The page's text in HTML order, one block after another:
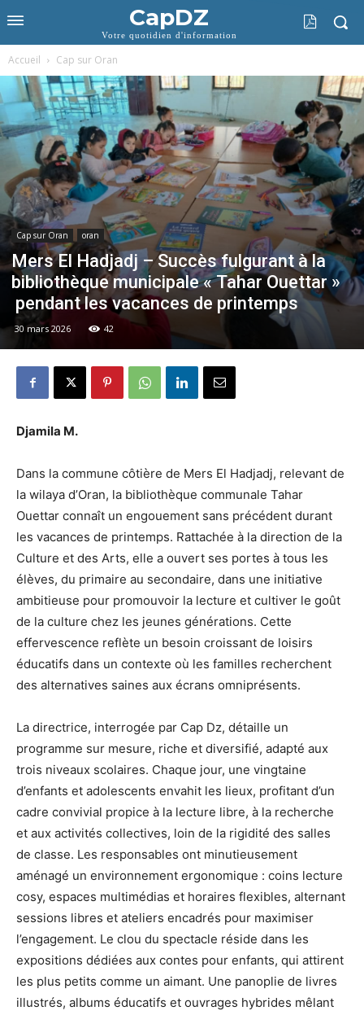
CapDZ
Votre quotidien d'information
Accueil Cap sur Oran
Cap sur Oran oran
Mers El Hadjadj – Succès fulgurant à la
bibliothèque municipale « Tahar Ouettar »
pendant les vacances de printemps
30 mars 2026 42
Djamila M.
Dans la commune côtière de Mers El Hadjadj, relevant de
la wilaya d’Oran, la bibliothèque communale Tahar
Ouettar connaît un engouement sans précédent durant
les vacances de printemps. Rattachée à la direction de la
Culture et des Arts, elle a ouvert ses portes à tous les
élèves, du primaire au secondaire, dans une initiative
ambitieuse pour promouvoir la lecture et cultiver le goût
de la culture chez les jeunes générations. Cette
effervescence reflète un besoin croissant de loisirs
éducatifs dans un contexte où les familles recherchent
des alternatives saines aux écrans omniprésents.
La directrice, interrogée par Cap Dz, détaille un
programme sur mesure, riche et diversifié, adapté aux
trois niveaux scolaires. Chaque jour, une vingtaine
d’enfants et adolescents envahit les lieux, profitant d’un
cadre convivial propice à la lecture libre, à la recherche
et aux activités collectives, loin de la rigidité des salles
de classe. Les responsables ont minutieusement
aménagé un environnement ergonomique : coins lecture
cosy, espaces multimédias et horaires flexibles, alternant
sessions libres et ateliers encadrés pour maximiser
l’engagement. Le clou du spectacle réside dans les
expositions dédiées aux contes pour enfants, qui attirent
les plus petits comme un aimant. Une panoplie de livres
illustrés, albums éducatifs et ouvrages hybrides mêlant